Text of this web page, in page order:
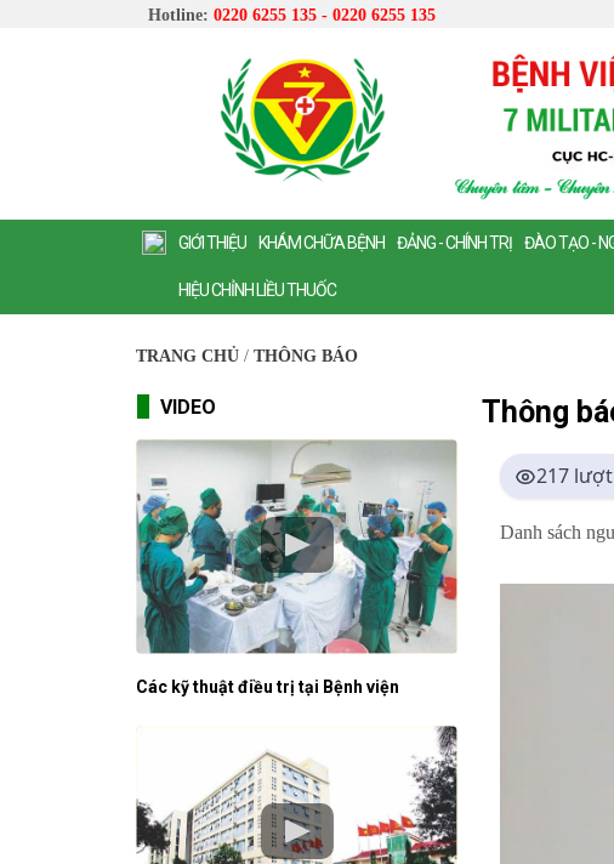
Hotline: 0220 6255 135 - 0220 6255 135
GIỚI THIỆU KHÁM CHỮA BỆNH ĐẢNG - CHÍNH TRỊ ĐÀO TẠO -
HIỆU CHỈNH LIỀU THUỐC
VIDEO
Các kỹ thuật điều trị tại Bệnh viện
TRANG CHỦ / THÔNG BÁO
Thông
217
Danh sách